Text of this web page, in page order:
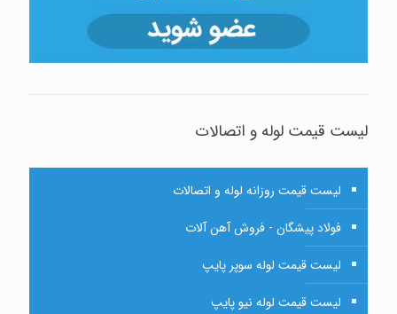
لیست قیمت لوله و اتصالات
لیست قیمت روزانه لوله و اتصالات
فولاد پیشگان - فروش آهن آلات
لیست قیمت لوله سوپر پایپ
لیست قیمت لوله نیو پایپ